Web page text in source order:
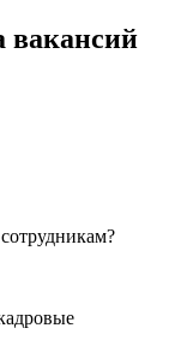
вакансий